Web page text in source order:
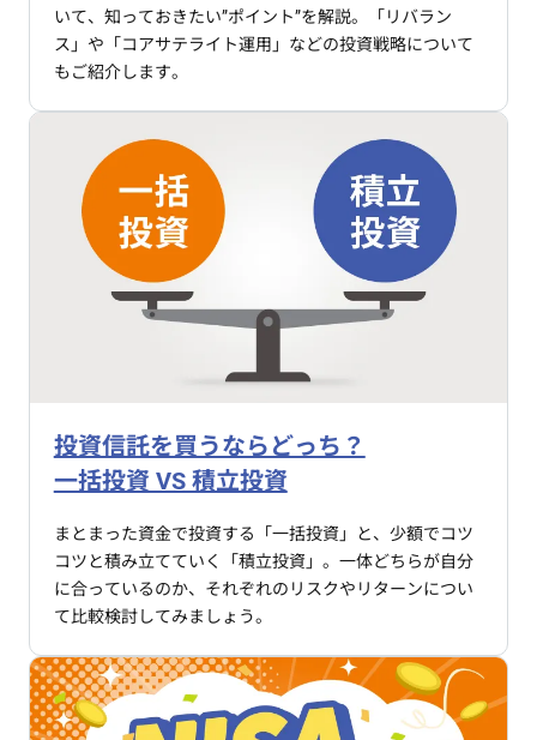
いて、知っておきたい”ポイント”を解説。「リバラン
ス」や「コアサテライト運用」などの投資戦略について
もご紹介します。
投資信託を買うならどっち？
一括投資 VS 積立投資
まとまった資金で投資する「一括投資」と、少額でコツ
コツと積み立てていく「積立投資」。一体どちらが自分
に合っているのか、それぞれのリスクやリターンについ
て比較検討してみましょう。